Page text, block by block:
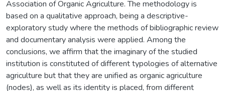
Association of Organic Agriculture. The methodology is
based on a qualitative approach, being a descriptive-
exploratory study where the methods of bibliographic review
and documentary analysis were applied. Among the
conclusions, we affirm that the imaginary of the studied
institution is constituted of different typologies of alternative
agriculture but that they are unified as organic agriculture
(nodes), as well as its identity is placed, from different